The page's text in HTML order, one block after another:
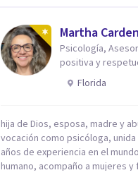
construir una base sólida desde
acompaño cada proceso con
criterio clínico y una mirada
centrada en la persona. Mi
la Terapia de Aceptación y
sientes y piensas. Acompaño a
sostener tu experiencia interna
flexibilidad, sin tener que luchar
constantemente contigo.
Martha
Psicología,
positiva y
reconexión contigo
Florida
hija de Dios, esposa, madre y
vocación como psicóloga, unida
años de experiencia en el
humano, acompaño a mujeres y